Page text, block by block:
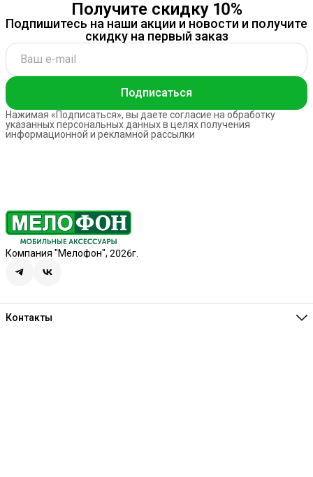
Получите скидку 10%
Подпишитесь на наши акции и новости и получите
скидку на первый заказ
Подписаться
Нажимая «Подписаться», вы даете согласие на обработку
указанных персональных данных в целях получения
информационной и рекламной рассылки
Компания "Мелофон", 2026г.
Контакты